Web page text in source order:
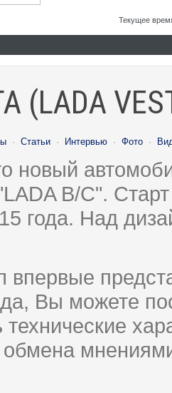
Текущее
(LADA
· Статьи · Интервью · Фото ·
новый
B/C".
года. Над
впервые
Вы можете
технические